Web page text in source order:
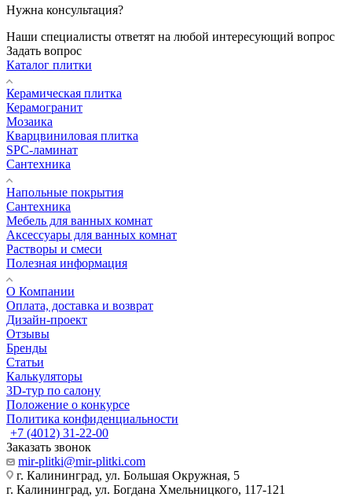
Нужна консультация?
Наши специалисты ответят на любой интересующий вопрос
Задать вопрос
Каталог плитки
Керамическая плитка
Керамогранит
Мозаика
Кварцвиниловая плитка
SPC-ламинат
Сантехника
Напольные покрытия
Сантехника
Мебель для ванных комнат
Аксессуары для ванных комнат
Растворы и смеси
Полезная информация
О Компании
Оплата, доставка и возврат
Дизайн-проект
Отзывы
Бренды
Статьи
Калькуляторы
3D-тур по салону
Положение о конкурсе
Политика конфиденциальности
+7 (4012) 31-22-00
Заказать звонок
mir-plitki@mir-plitki.com
г. Калининград, ул. Большая Окружная, 5
г. Калининград, ул. Богдана Хмельницкого, 117-121